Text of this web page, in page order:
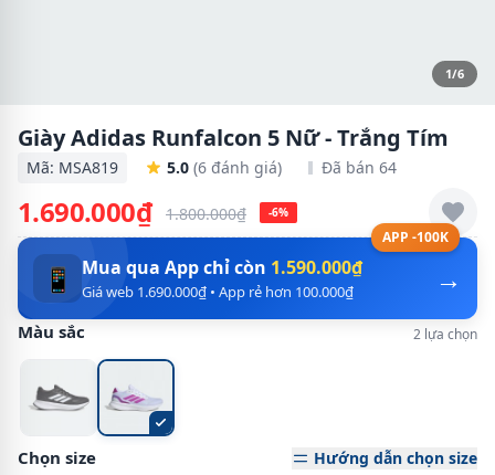
1/6
Giày Adidas Runfalcon 5 Nữ - Trắng Tím
Mã: MSA819 5.0 (6 đánh giá) Đã bán 64
1.690.000₫ 1.800.000₫ -6%
APP -100K
→
📱 Mua qua App chỉ còn 1.590.000₫
Giá web 1.690.000₫ • App rẻ hơn 100.000₫
Màu sắc 2 lựa chọn
Chọn size Hướng dẫn chọn size